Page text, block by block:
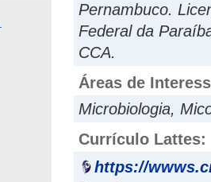
Pernambuco.
Federal da
CCA.
Áreas de
Microbiologia,
Currículo Lattes:
https://